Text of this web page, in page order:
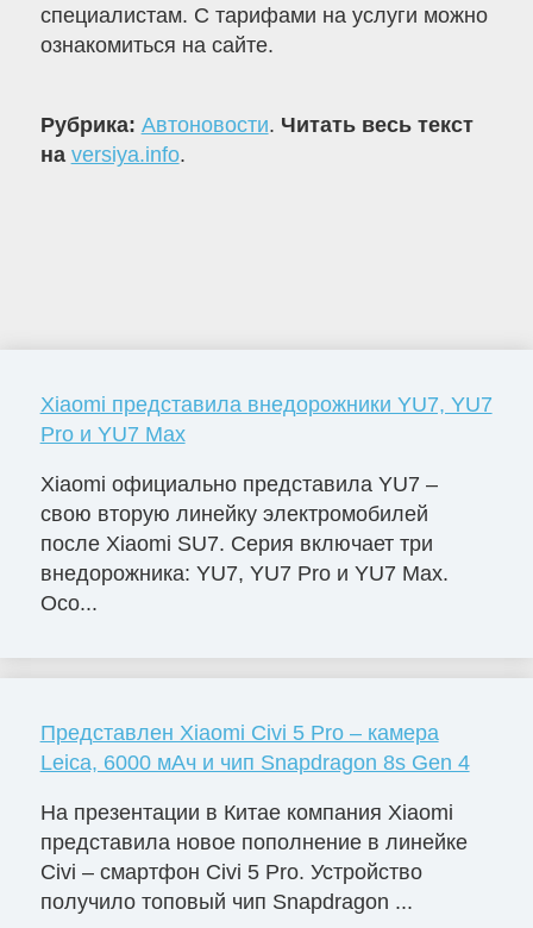
специалистам. С тарифами на услуги можно
ознакомиться на сайте.
Рубрика: Автоновости. Читать весь текст
на versiya.info.
Xiaomi представила внедорожники YU7, YU7
Pro и YU7 Max
Xiaomi официально представила YU7 –
свою вторую линейку электромобилей
после Xiaomi SU7. Серия включает три
внедорожника: YU7, YU7 Pro и YU7 Max.
Осо...
Представлен Xiaomi Civi 5 Pro – камера
Leica, 6000 мАч и чип Snapdragon 8s Gen 4
На презентации в Китае компания Xiaomi
представила новое пополнение в линейке
Civi – смартфон Civi 5 Pro. Устройство
получило топовый чип Snapdragon ...